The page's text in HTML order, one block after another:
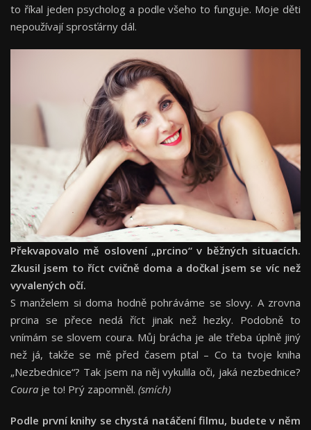
to říkal jeden psycholog a podle všeho to funguje. Moje děti
nepoužívají sprosťárny dál.
Překvapovalo mě oslovení „prcino“ v běžných situacích.
Zkusil jsem to říct cvičně doma a dočkal jsem se víc než
vyvalených očí.
S manželem si doma hodně pohráváme se slovy. A zrovna
prcina se přece nedá říct jinak než hezky. Podobně to
vnímám se slovem coura. Můj brácha je ale třeba úplně jiný
než já, takže se mě před časem ptal – Co ta tvoje kniha
„Nezbednice“? Tak jsem na něj vykulila oči, jaká nezbednice?
Coura je to! Prý zapomněl. (smích)
Podle první knihy se chystá natáčení filmu, budete v něm